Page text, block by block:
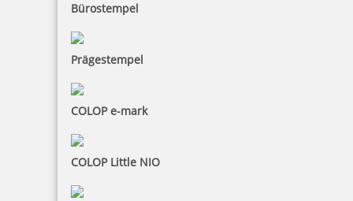
Bürostempel
Prägestempel
COLOP e-mark
COLOP Little NIO